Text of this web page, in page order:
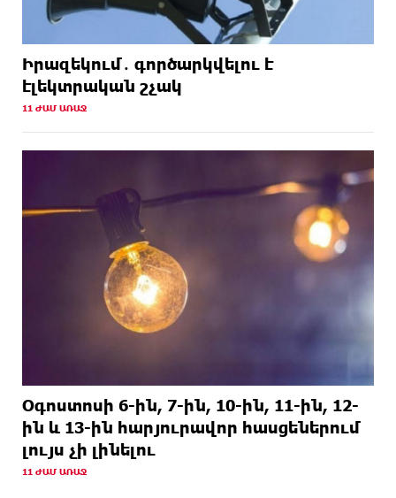
Իրազեկում․ գործարկվելու է
էլեկտրական շչակ
11 ԺԱՄ ԱՌԱՋ
Օգոստոսի 6-ին, 7-ին, 10-ին, 11-ին, 12-
ին և 13-ին հարյուրավոր հասցեներում
լույս չի լինելու
11 ԺԱՄ ԱՌԱՋ